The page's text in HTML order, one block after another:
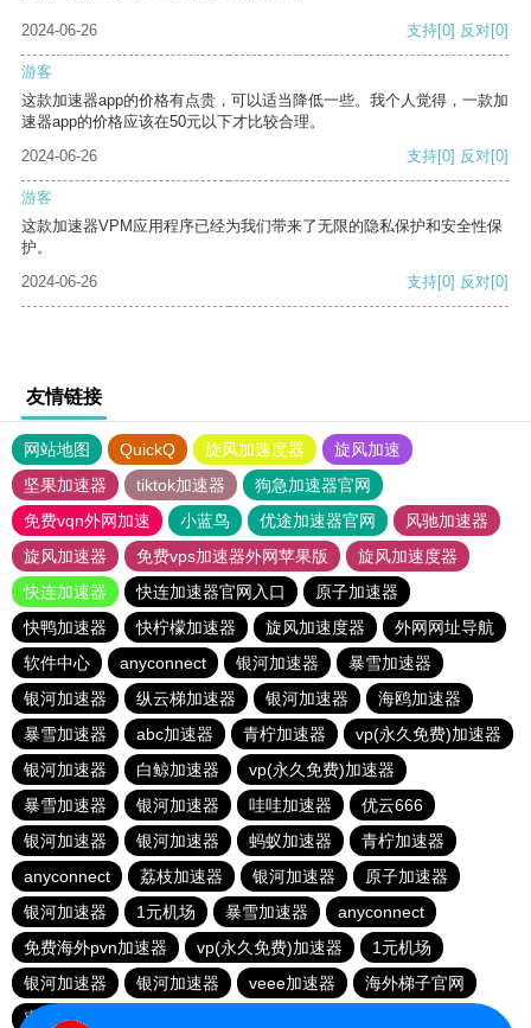
2024-06-26 支持[0] 反对[0]
游客
这款加速器app的价格有点贵，可以适当降低一些。我个人觉得，一款加
速器app的价格应该在50元以下才比较合理。
2024-06-26
支持[0] 反对[0]
游客
这款加速器VPM应用程序已经为我们带来了无限的隐私保护和安全性保
护。
2024-06-26
支持[0] 反对[0]
友情链接
网站地图 QuickQ 旋风加速度器
旋风加速
坚果加速器
tiktok加速器
狗急加速器官网
免费vqn外网加速
小蓝鸟 优途加速器官网
风驰加速器
旋风加速器
免费vps加速器外网苹果版
旋风加速度器
快连加速器
快连加速器官网入口
原子加速器
快鸭加速器
快柠檬加速器 旋风加速度器
外网网址导航
软件中心
anyconnect 银河加速器
暴雪加速器
银河加速器
纵云梯加速器 银河加速器
海鸥加速器
暴雪加速器
abc加速器 青柠加速器
vp(永久免费)加速器
银河加速器
白鲸加速器
vp(永久免费)加速器
暴雪加速器
银河加速器 哇哇加速器
优云666
银河加速器
银河加速器 蚂蚁加速器
青柠加速器
anyconnect
荔枝加速器 银河加速器
原子加速器
银河加速器
1元机场 暴雪加速器
anyconnect
免费海外pvn加速器
vp(永久免费)加速器
1元机场
银河加速器
银河加速器 veee加速器
海外梯子官网
蜜蜂加速器